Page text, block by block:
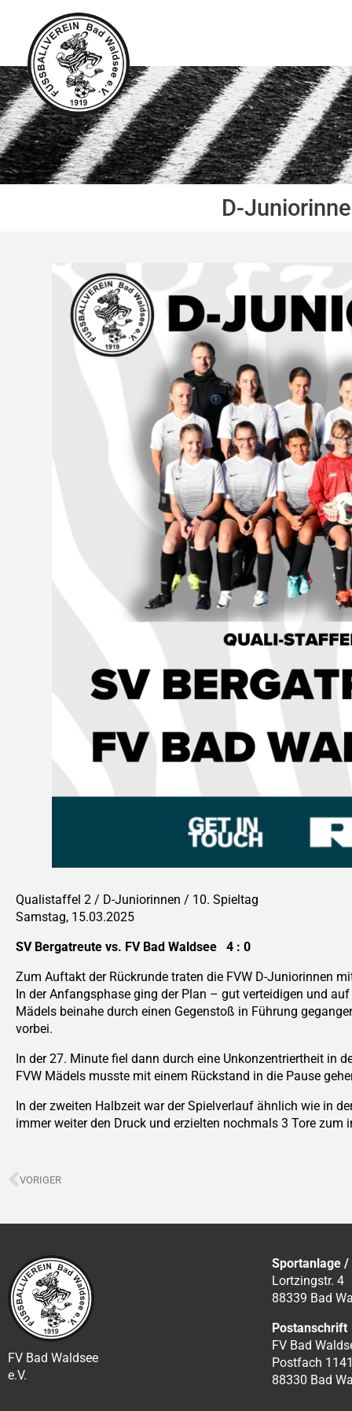
springen
D-
Qualistaffel 2 / D-Juniorinnen / 10. Spieltag
Samstag, 15.03.2025
SV Bergatreute vs. FV Bad Waldsee 4 : 0
Zum Auftakt der Rückrunde traten die FVW D-Juniorinnen
In der Anfangsphase ging der Plan – gut verteidigen und
Mädels beinahe durch einen Gegenstoß in Führung
vorbei.
In der 27. Minute fiel dann durch eine Unkonzentriertheit in
FVW Mädels musste mit einem Rückstand in die Pause
In der zweiten Halbzeit war der Spielverlauf ähnlich wie in
immer weiter den Druck und erzielten nochmals 3 Tore zum
Zurück
VORIGER
FV Bad Waldsee
e.V.
Sportanlage
Lortzingstr. 4
88339 Bad
Postanschrift
FV Bad
Postfach
88330 Bad